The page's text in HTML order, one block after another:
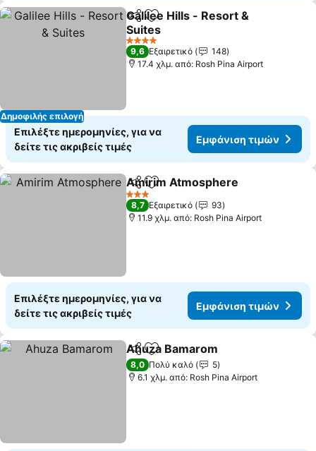
Δημοφιλής επιλογή
Κοινοποίηση
Προσθήκη στα αγαπημένα
Galilee Hills - Resort &
Suites
Εμφάνιση τιμών
4 Αστέρια
9,6 Εξαιρετικό
148
17.4 χλμ. από: Rosh Pina Airport
Επιλέξτε ημερομηνίες, για να
δείτε τις ακριβείς τιμές
Εμφάνιση τιμών
Κοινοποίηση
Προσθήκη στα αγαπημένα
Amirim Atmosphere
3 Αστέρια
8,7 Εξαιρετικό
93
11.9 χλμ. από: Rosh Pina Airport
Επιλέξτε ημερομηνίες, για να
δείτε τις ακριβείς τιμές
Εμφάνιση τιμών
Κοινοποίηση
Προσθήκη στα αγαπημένα
Ahuza Bamarom
8,0 Πολύ καλό
5
6.1 χλμ. από: Rosh Pina Airport